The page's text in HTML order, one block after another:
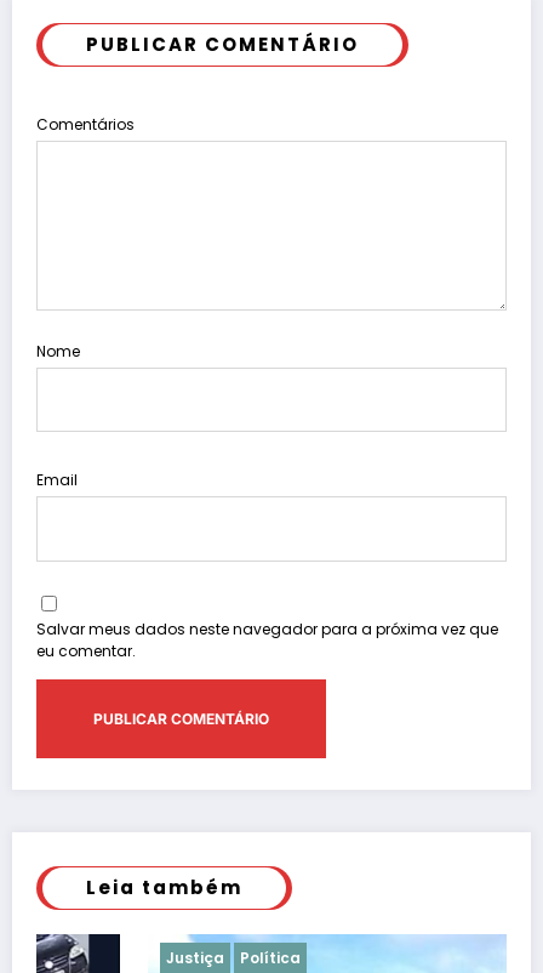
PUBLICAR COMENTÁRIO
Comentários
Nome
Email
Salvar meus dados neste navegador para a próxima vez que
eu comentar.
Leia também
Justiça Política